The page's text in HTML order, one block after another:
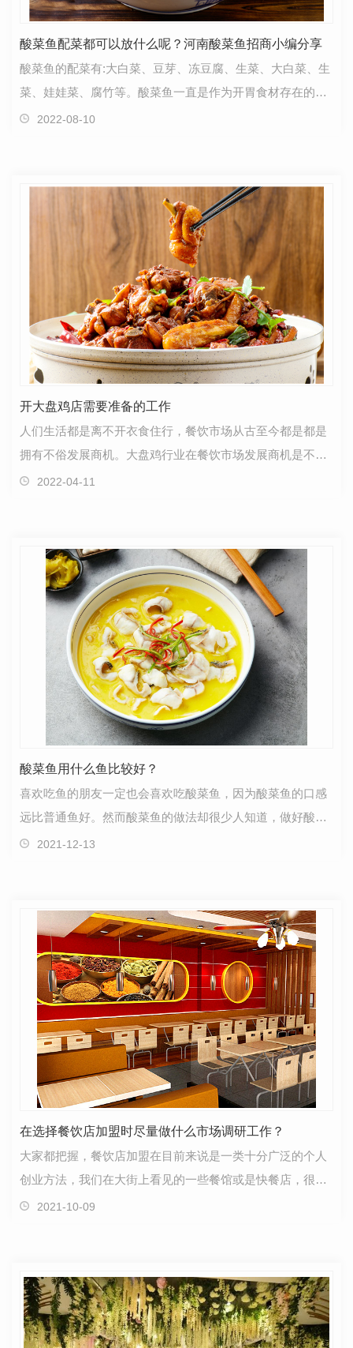
酸菜鱼配菜都可以放什么呢？河南酸菜鱼招商小编分享
酸菜鱼的配菜有:大白菜、豆芽、冻豆腐、生菜、大白菜、生
菜、娃娃菜、腐竹等。酸菜鱼一直是作为开胃食材存在的。
河南酸菜鱼主鱼富含好的蛋白质，消化率可达百分之…
2022-08-10
开大盘鸡店需要准备的工作
人们生活都是离不开衣食住行，餐饮市场从古至今都是都是
拥有不俗发展商机。大盘鸡行业在餐饮市场发展商机是不错
的，创业圈有不少投资者进入大盘鸡行业加盟品牌开连…
2022-04-11
酸菜鱼用什么鱼比较好？
喜欢吃鱼的朋友一定也会喜欢吃酸菜鱼，因为酸菜鱼的口感
远比普通鱼好。然而酸菜鱼的做法却很少人知道，做好酸菜
鱼不仅仅需要好的底料，更需要**的刀工。河南酸菜鱼…
2021-12-13
在选择餐饮店加盟时尽量做什么市场调研工作？
大家都把握，餐饮店加盟在目前来说是一类十分广泛的个人
创业方法，我们在大街上看见的一些餐馆或是快餐店，很有
可能便是一家加盟连锁店。那麼在打算开快餐连锁店时…
2021-10-09